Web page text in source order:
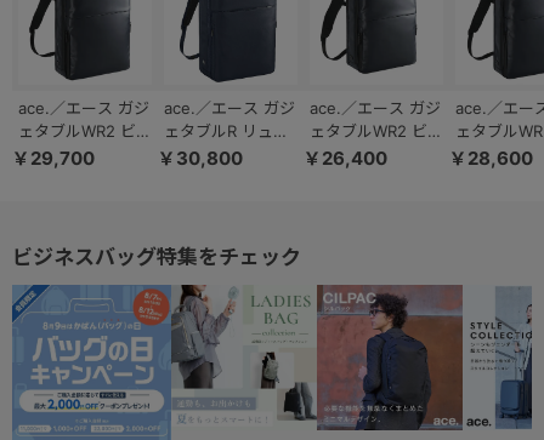
ace.／エース ガジ
ェタブルWR2 ビジ
ネスリュック B4
￥29,700
ace.／エース ガジ
ェタブルR リュッ
ク 19/23L エキス
￥30,800
ace.／エース ガジ
ェタブルWR2 ビジ
ネスリュック A4
￥26,400
ace.／エー
ェタブル
ネスリュッ
￥28,600
ビジネスバッグ特集をチェック